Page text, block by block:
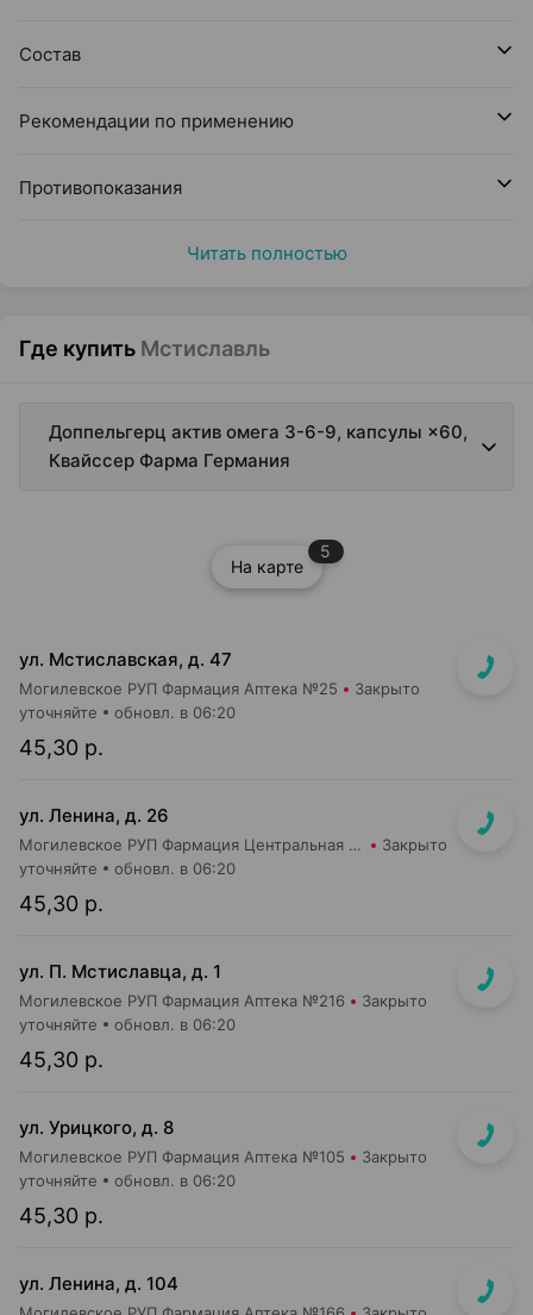
Состав
Рекомендации по применению
Противопоказания
Читать полностью
Где купить Мстиславль
Доппельгерц актив омега 3-6-9, капсулы ×60,
Квайссер Фарма Германия
На карте
5
ул. Мстиславская, д. 47
Могилевское РУП Фармация Аптека №25 Закрыто
45,30 р.
уточняйте обновл. в 06:20
ул. Ленина, д. 26
Могилевское РУП Фармация Центральная районная аптека №15 Закрыто
45,30 р.
уточняйте обновл. в 06:20
ул. П. Мстиславца, д. 1
Могилевское РУП Фармация Аптека №216 Закрыто
45,30 р.
уточняйте обновл. в 06:20
ул. Урицкого, д. 8
Могилевское РУП Фармация Аптека №105 Закрыто
45,30 р.
уточняйте обновл. в 06:20
ул. Ленина, д. 104